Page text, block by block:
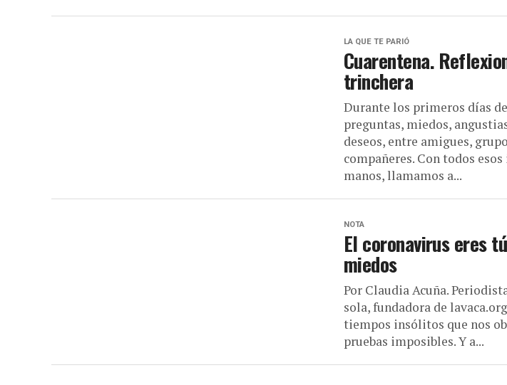
LA QUE TE PARIÓ
Cuarentena.
trinchera
Durante los primeros días
preguntas, miedos,
deseos, entre amigues,
compañeres. Con todos
manos, llamamos a...
NOTA
El coronavirus eres
miedos
Por Claudia Acuña.
sola, fundadora de
tiempos insólitos que nos
pruebas imposibles. Y a...